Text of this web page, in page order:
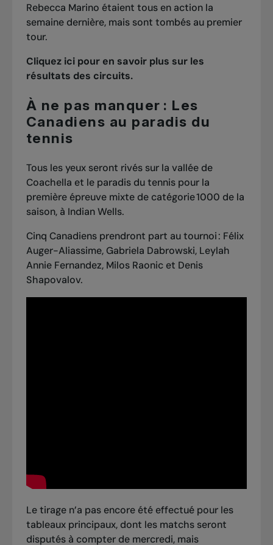
Rebecca Marino étaient tous en action la
semaine dernière, mais sont tombés au premier
tour.
Cliquez ici pour en savoir plus sur les
résultats des circuits.
À ne pas manquer : Les
Canadiens au paradis du
tennis
Tous les yeux seront rivés sur la vallée de
Coachella et le paradis du tennis pour la
première épreuve mixte de catégorie 1000 de la
saison, à Indian Wells.
Cinq Canadiens prendront part au tournoi : Félix
Auger-Aliassime, Gabriela Dabrowski, Leylah
Annie Fernandez, Milos Raonic et Denis
Shapovalov.
Le tirage n’a pas encore été effectué pour les
tableaux principaux, dont les matchs seront
disputés à compter de mercredi, mais